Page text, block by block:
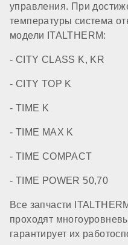
управления. При
температуры система
модели ITALTHERM:
- CITY CLASS K, KR
- CITY TOP K
- TIME K
- TIME MAX K
- TIME COMPACT
- TIME POWER 50,70
Все запчасти
проходят
гарантирует их